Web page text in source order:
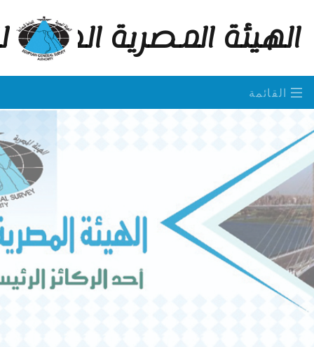
الهيئة المصرية
القائمة